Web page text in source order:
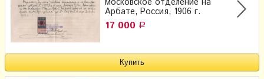
Арбате, Россия, 1906 г.
17 000 Р